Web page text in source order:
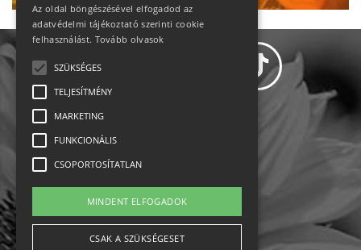
Állásajánlatok
Impresszum-kapcsolat
Jogi nyilatkozat
Az oldal böngészésével elfogadod az
adatvédelmi tájékoztató szerinti cookie
felhasználást. Tovább olvasok
SZÜKSÉGES
TELJESÍTMÉNY
MARKETING
FUNKCIONÁLIS
CSOPORTOSÍTATLAN
MINDENT ELFOGADOK
CSAK A SZÜKSÉGESET